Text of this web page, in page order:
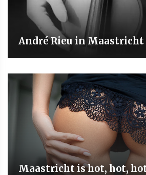
André Rieu in Maastricht
Maastricht is hot, hot,